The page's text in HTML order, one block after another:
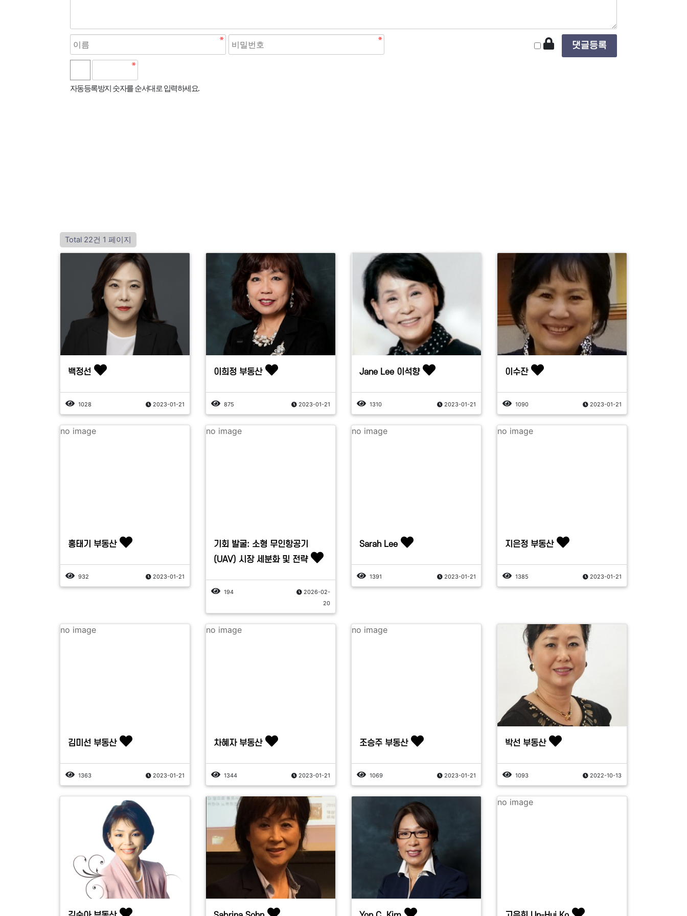
자동등록방지 숫자를 순서대로 입력하세요.
Total 22건 1 페이지
백정선
1028 2023-01-21
이희정 부동산
875 2023-01-21
Jane Lee 이석향
1310 2023-01-21
이수잔
1090 2023-01-21
no image
홍태기 부동산
932 2023-01-21
no image
기회 발굴: 소형 무인항공기
(UAV) 시장 세분화 및 전략
194
2026-02-
20
no image
Sarah Lee
1391 2023-01-21
no image
지은정 부동산
1385 2023-01-21
no image
김미선 부동산
1363 2023-01-21
no image
차혜자 부동산
1344 2023-01-21
no image
조승주 부동산
1069 2023-01-21
박선 부동산
1093 2022-10-13
no image